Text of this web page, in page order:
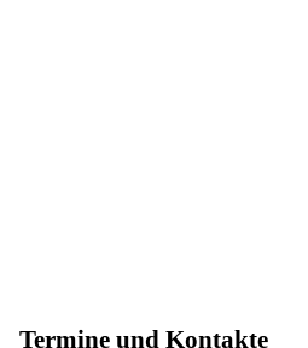
Termine und Kontakte